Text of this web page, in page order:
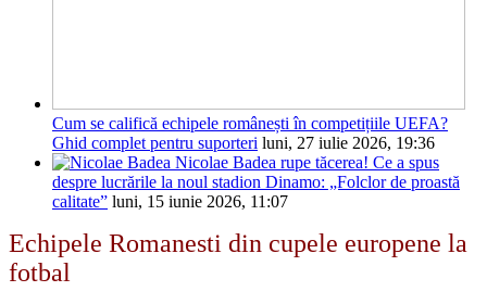
Cum se califică echipele românești în competițiile UEFA?
Ghid complet pentru suporteri luni, 27 iulie 2026, 19:36
Nicolae Badea rupe tăcerea! Ce a spus
despre lucrările la noul stadion Dinamo: „Folclor de proastă
calitate” luni, 15 iunie 2026, 11:07
Echipele Romanesti din cupele europene la
fotbal